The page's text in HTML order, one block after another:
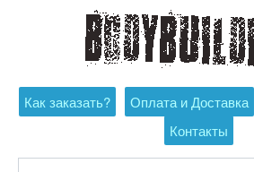
Как заказать? Оплата и Доставка
Контакты